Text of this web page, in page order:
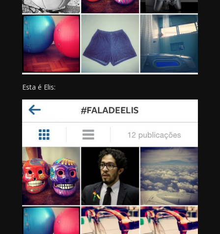
Esta é Elis: